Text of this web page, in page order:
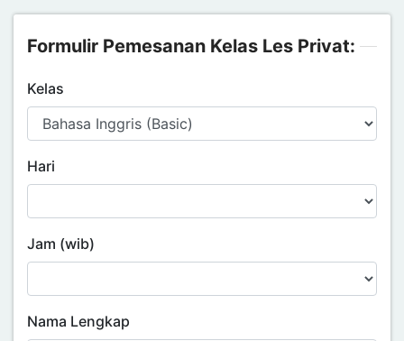
Formulir Pemesanan Kelas Les Privat:
Kelas
Hari
Jam (wib)
Nama Lengkap